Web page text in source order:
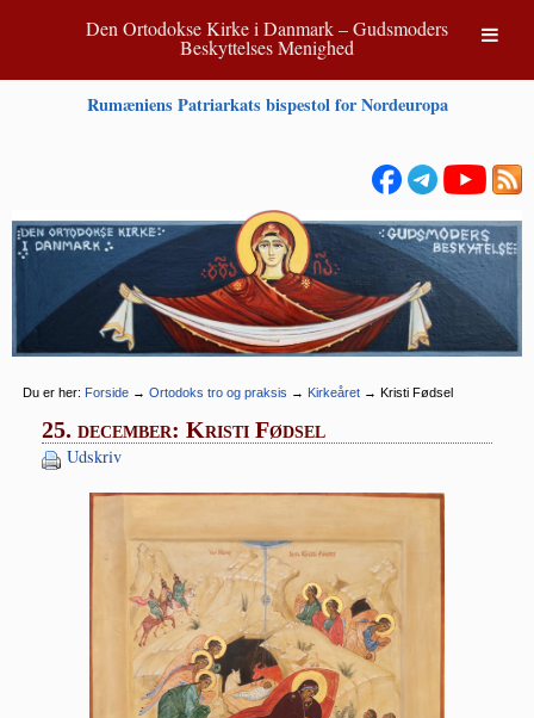
Den Ortodokse Kirke i Danmark – Gudsmoders
Beskyttelses Menighed
Rumæniens Patriarkats bispestol for Nordeuropa
Du er her: Forside → Ortodoks tro og praksis → Kirkeåret → Kristi Fødsel
25. december: Kristi Fødsel
Udskriv